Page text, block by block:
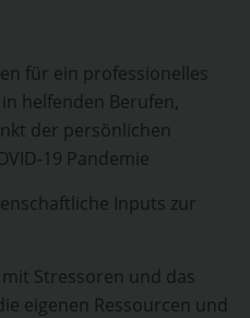
für ein professionelles
helfenden Berufen,
der persönlichen
19 Pandemie
Inputs zur
Stressoren und das
eigenen Ressourcen und